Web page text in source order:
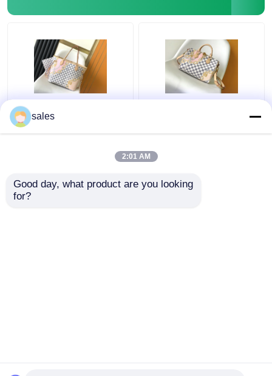
กระเป๋าแบรนด์ที่กำหนดเอง
กระเป๋าแบรนด์เนม
กระเป๋าดีไซน์โมโนแกรม
กระเป๋าสะพายข้าง
Tahiti Limited Custom
Branded Bags
sales
2:01 AM
Good day, what product are you looking
for?